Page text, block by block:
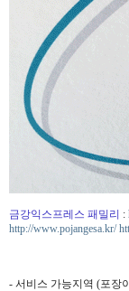
금강익스프레스 패밀리 :
http://www.pojangesa.kr/
- 서비스 가능지역 (포장